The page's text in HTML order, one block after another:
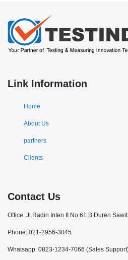
Link Information
Home
About Us
partners
Clients
Contact Us
Office: Jl.Radin Inten II No 61 B Duren
Phone: 021-2956-3045
Whatsapp: 0823-1234-7066 (Sales